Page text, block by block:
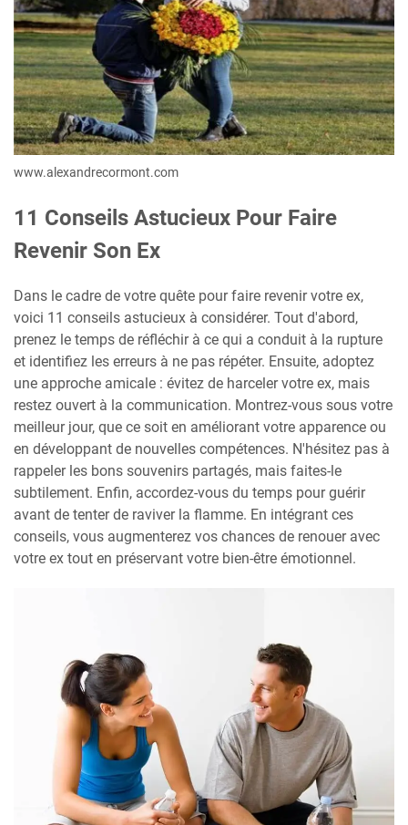
www.alexandrecormont.com
11 Conseils Astucieux Pour Faire
Revenir Son Ex
Dans le cadre de votre quête pour faire revenir votre ex,
voici 11 conseils astucieux à considérer. Tout d'abord,
prenez le temps de réfléchir à ce qui a conduit à la rupture
et identifiez les erreurs à ne pas répéter. Ensuite, adoptez
une approche amicale : évitez de harceler votre ex, mais
restez ouvert à la communication. Montrez-vous sous votre
meilleur jour, que ce soit en améliorant votre apparence ou
en développant de nouvelles compétences. N'hésitez pas à
rappeler les bons souvenirs partagés, mais faites-le
subtilement. Enfin, accordez-vous du temps pour guérir
avant de tenter de raviver la flamme. En intégrant ces
conseils, vous augmenterez vos chances de renouer avec
votre ex tout en préservant votre bien-être émotionnel.